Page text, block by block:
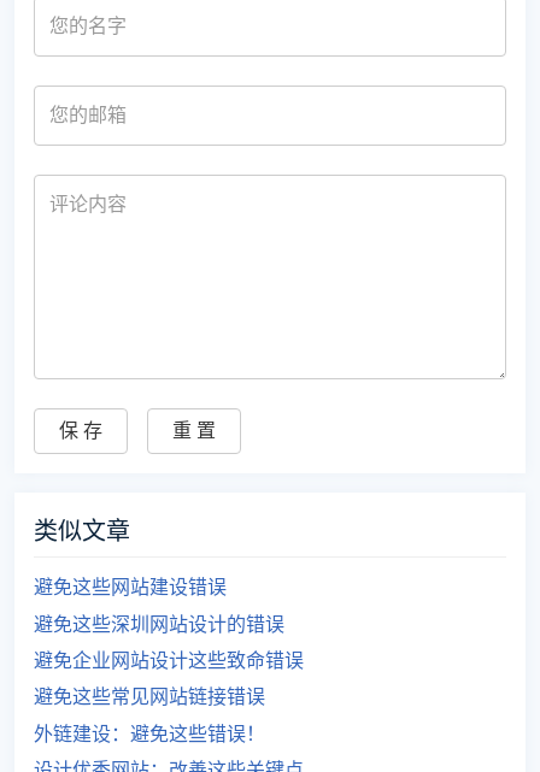
类似文章
避免这些网站建设错误
避免这些深圳网站设计的错误
避免企业网站设计这些致命错误
避免这些常见网站链接错误
外链建设：避免这些错误！